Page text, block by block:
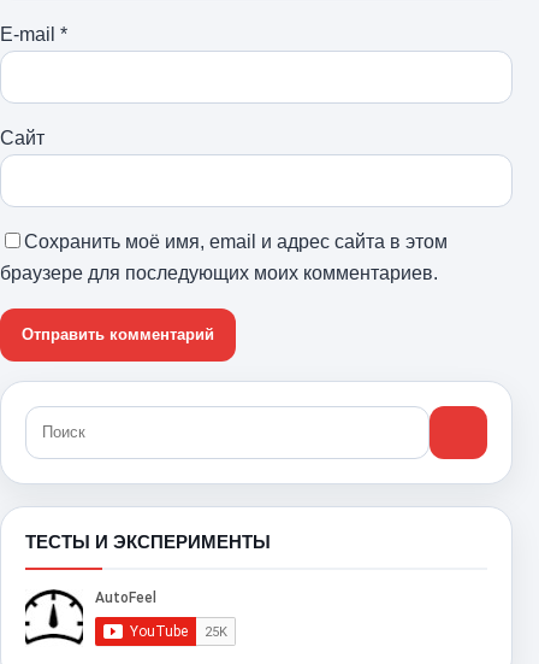
E-mail *
Сайт
Сохранить моё имя, email и адрес сайта в этом
браузере для последующих моих комментариев.
ТЕСТЫ И ЭКСПЕРИМЕНТЫ